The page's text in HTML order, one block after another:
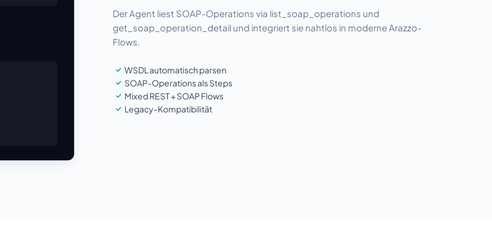
Der Agent liest SOAP-Operations via list_soap_operations und
get_soap_operation_detail und integriert sie nahtlos in moderne Arazzo-
Flows.
WSDL automatisch parsen
SOAP-Operations als Steps
Mixed REST + SOAP Flows
Legacy-Kompatibilität